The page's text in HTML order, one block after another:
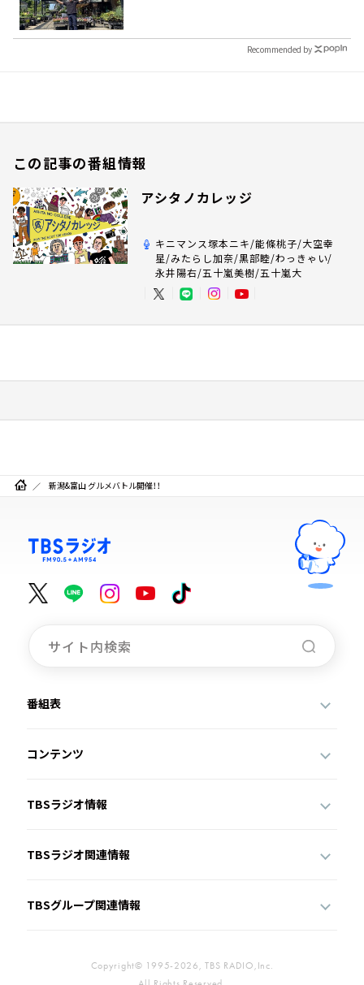
Recommended by
この記事の番組情報
アシタノカレッジ
キニマンス塚本ニキ/能條桃子/大空幸
星/みたらし加奈/黒部睦/わっきゃい/
永井陽右/五十嵐美樹/五十嵐大
新潟&富山 グルメバトル開催！！
番組表
コンテンツ
TBSラジオ情報
TBSラジオ関連情報
TBSグループ関連情報
Copyright© 1995-2026, TBS RADIO,Inc.